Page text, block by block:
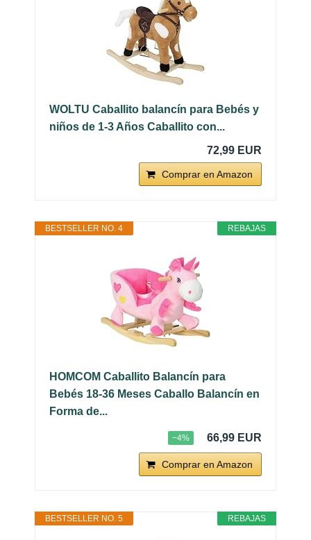
WOLTU Caballito balancín para Bebés y
niños de 1-3 Años Caballito con...
72,99 EUR
Comprar en Amazon
REBAJAS
BESTSELLER NO. 4
HOMCOM Caballito Balancín para
Bebés 18-36 Meses Caballo Balancín en
Forma de...
−4% 66,99 EUR
Comprar en Amazon
REBAJAS
BESTSELLER NO. 5